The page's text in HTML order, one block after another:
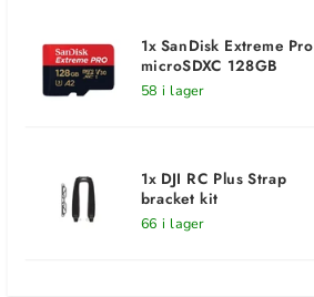
1x SanDisk Extreme Pro
microSDXC 128GB
58 i lager
1x DJI RC Plus Strap
bracket kit
66 i lager